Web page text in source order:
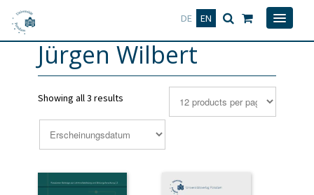
DE EN
Deutsch
Jürgen Wilbert
Showing all 3 results